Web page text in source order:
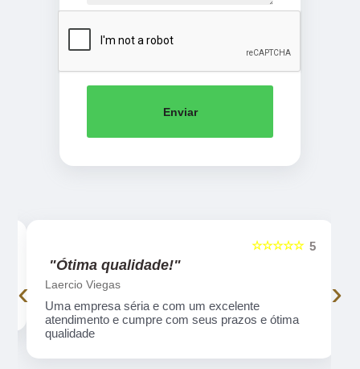
Enviar
5
☆☆☆☆☆
"Ótima qualidade!"
Laercio Viegas
Uma empresa séria e com um excelente
atendimento e cumpre com seus prazos e ótima
qualidade
‹ ›